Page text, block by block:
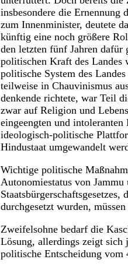
insbesondere die Ernennung
zum Innenminister, deutete
künftig eine noch größere
den letzten fünf Jahren dafür
politischen Kraft des Landes
politische System des
teilweise in Chauvinismus
denkende richtete, war Teil
zwar auf Religion und
eingeengten und
ideologisch-politische
Hindustaat umgewandelt
Wichtige politische
Autonomiestatus von
durchgesetzt wurden,
Zweifelsohne bedarf die
Lösung, allerdings zeigt sich
politische Entscheidung vom